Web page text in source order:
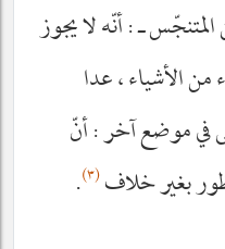
ـ : أنّه لا يجوز
من الأشياء ، عدا
في موضع آخر : أنّ
بغير خلاف(٣) .